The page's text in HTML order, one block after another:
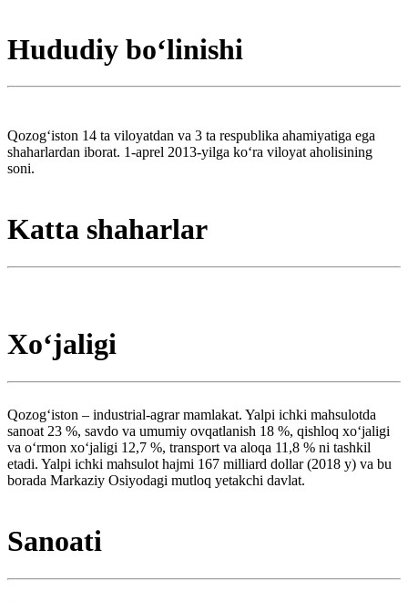
Hududiy boʻlinishi
Qozogʻiston 14 ta viloyatdan va 3 ta respublika ahamiyatiga ega
shaharlardan iborat. 1-aprel 2013-yilga koʻra viloyat aholisining
soni.
Katta shaharlar
Xoʻjaligi
Qozogʻiston – industrial-agrar mamlakat. Yalpi ichki mahsulotda
sanoat 23 %, savdo va umumiy ovqatlanish 18 %, qishloq xoʻjaligi
va oʻrmon xoʻjaligi 12,7 %, transport va aloqa 11,8 % ni tashkil
etadi. Yalpi ichki mahsulot hajmi 167 milliard dollar (2018 y) va bu
borada Markaziy Osiyodagi mutloq yetakchi davlat.
Sanoati